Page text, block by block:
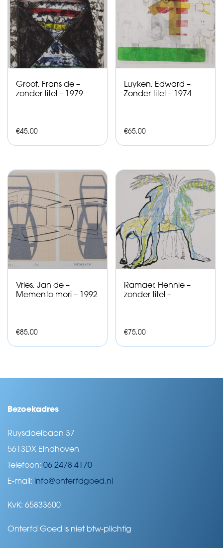
Groot, Frans de –
zonder titel – 1979
€45,00
Luyken, Edward –
Zonder titel – 1974
€65,00
Vries, Jan de –
Memento mori – 1992
€85,00
Ramaer, Hennie –
zonder titel –
€75,00
Bezoekadres
Ruysdaelbaan 37
5613DX Eindhoven
Telefoon: 06 2478 4170
E-mail: info@onterfdgoed.nl
KvK: 65833600
Onterfd Goed is niet btw-plichtig